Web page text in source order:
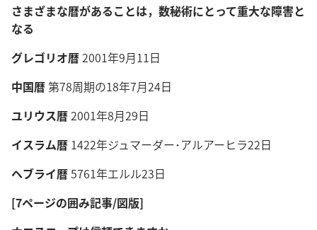
さまざまな暦があることは，数秘術にとって重大な障害と
なる
グレゴリオ暦2001年9月11日
中国暦第78周期の18年7月24日
ユリウス暦2001年8月29日
イスラム暦 1422年ジュマーダー･アルアーヒラ22日
ヘブライ暦5761年エルル23日
[7ページの囲み記事/図版]